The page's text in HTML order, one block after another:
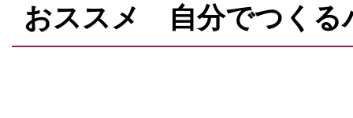
おススメ 自分でつくる